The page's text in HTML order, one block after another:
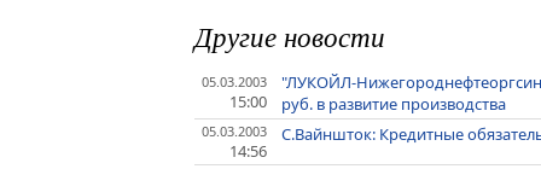
Другие новости
05.03.2003
15:00
"ЛУКОЙЛ-
руб. в развитие производства
05.03.2003
14:56
С.Вайншток: Кредитные